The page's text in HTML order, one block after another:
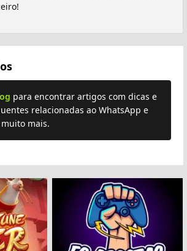
para encontrar artigos com dicas e
relacionadas ao WhatsApp e
mais.